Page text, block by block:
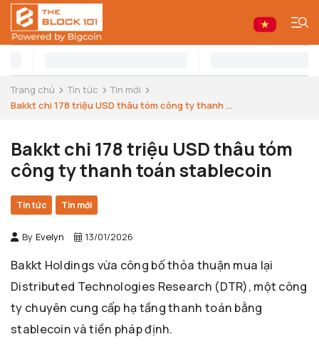
Trang chủ Tin tức
Tin mới
Bakkt chi 178 triệu USD thâu tóm công ty thanh ...
Bakkt chi 178 triệu USD thâu tóm
công ty thanh toán stablecoin
Tin tức Tin mới
By Evelyn 13/01/2026
Bakkt Holdings vừa công bố thỏa thuận mua lại
Distributed Technologies Research (DTR), một công
ty chuyên cung cấp hạ tầng thanh toán bằng
stablecoin và tiền pháp định.